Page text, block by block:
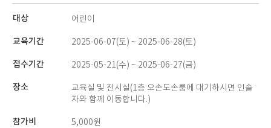
대상 어린이
교육기간 2025-06-07(토) ~ 2025-06-28(토)
접수기간 2025-05-21(수) ~ 2025-06-27(금)
장소
교육실 및 전시실(1층 오손도손룸에 대기하시면 인솔
자와 함께 이동합니다.)
참가비 5,000원